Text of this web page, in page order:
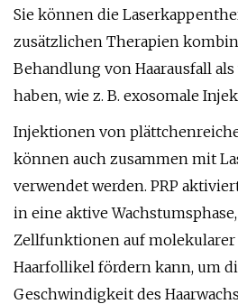
Sie können die
zusätzlichen Therapien
Behandlung von Haarausfall
haben, wie z. B. exosomale
Injektionen von
können auch zusammen mit
verwendet werden. PRP
in eine aktive
Zellfunktionen auf molekularer
Haarfollikel fördern kann, um
Geschwindigkeit des